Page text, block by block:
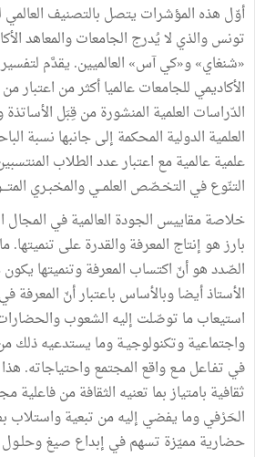
أوّل هذه المؤشرات يتصل بالتصنيف
تونس والذي لا يُدرج الجامعات والمعاهد
«شنغاي» و«كي آس» العالميين. يقدَّم
الأكاديمي للجامعات عالميا أكثر من اعتبار
الدّراسات العلمية المنشورة من قِبَل
العلمية الدولية المحكمة إلى جانبها نسبة
علمية عالمية مع اعتبار عدد الطلاب
التنّوع في التخـصّص العلمــي والمخبـري
خلاصة مقاييس الجودة العالمية في
بارز هو إنتاج المعرفة والقدرة على تنميتها.
الصّدد هو أنّ اكتساب المعرفة وتنميتها
الأستاذ أيضا وبالأساس باعتبار أنّ المعرفة
استيعاب ما توصّلت إليه الشعوب
واجتماعية وتكنولوجيـة وما يستدعيه ذلك
في تفـاعل مـع واقع المجتمع واحتياجاته.
ثقافية بامتياز بما تعنيه الثقافة من فاعلية
الحَرْفي وما يفضي إليه من تبعية واستلاب
حضارية مميّزة تسهم في إبداع صيغ وحلـول